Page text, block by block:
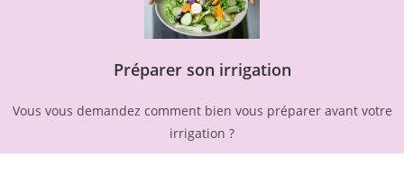
Préparer son irrigation
Vous vous demandez comment bien vous préparer avant votre
irrigation ?